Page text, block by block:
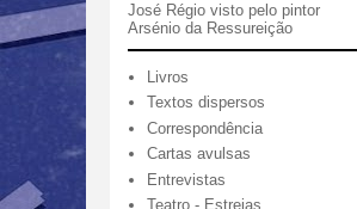
José Régio visto pelo pintor
Arsénio da Ressureição
Livros
Textos dispersos
Correspondência
Cartas avulsas
Entrevistas
Teatro - Estreias